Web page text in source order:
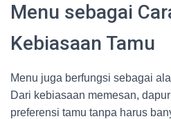
Menu sebagai
Kebiasaan Tamu
Menu juga berfungsi sebagai
Dari kebiasaan memesan,
preferensi tamu tanpa harus